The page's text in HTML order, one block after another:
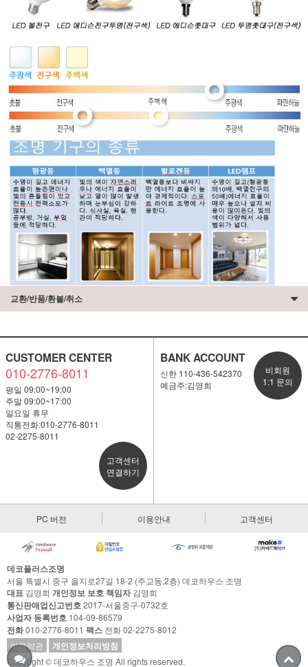
교환/반품/환불/취소
CUSTOMER CENTER
010-2776-8011
평일 09:00~19:00
주말 09:00~17:00
일요일 휴무
직통전화:010-2776-8011
02-2275-8011
고객센터
연결하기
BANK ACCOUNT
신한 110-436-542370
예금주:김영희
비회원
1:1 문의
PC 버전 이용안내 고객센터
데코플러스조명
서울 특별시 중구 을지로27길 18-2 (주교동,2층) 데코하우스 조명
대표 김영희 개인정보 보호 책임자김영희
통신판매업신고번호2017-서울중구-0732호
사업자 등록번호 104-09-86579
전화010-2776-8011 팩스 전화 02-2275-8012
이용약관
개인정보처리방침
Copyright © 데코하우스 조명 All rights reserved.